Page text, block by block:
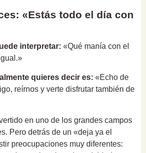
«Estás todo el día con
interpretar: «Qué manía con el
quieres decir es: «Echo de
reírnos y verte disfrutar también de
en uno de los grandes campos
Pero detrás de un «deja ya el
preocupaciones muy diferentes: